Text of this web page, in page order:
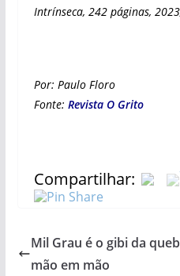
Intrínseca, 242 páginas,
Por: Paulo Floro
Fonte: Revista O Grito
Compartilhar:
Mil Grau é o gibi da
mão em mão